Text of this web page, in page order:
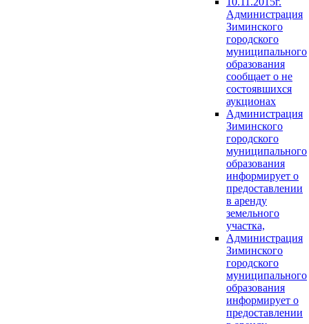
Администрация
Зиминского
городского
муниципального
образования
сообщает о не
состоявшихся
аукционах
Администрация
Зиминского
городского
муниципального
образования
информирует о
предоставлении
в аренду
земельного
участка,
Администрация
Зиминского
городского
муниципального
образования
информирует о
предоставлении